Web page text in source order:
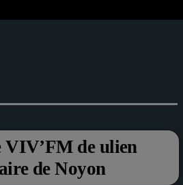
VIV’FM de ulien
de Noyon